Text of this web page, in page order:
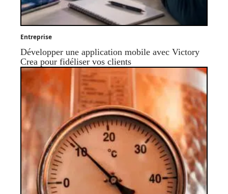
Entreprise
Développer une application mobile avec Victory
Crea pour fidéliser vos clients